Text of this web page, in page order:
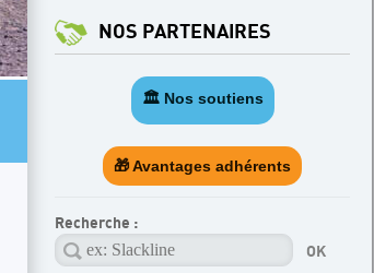
NOS PARTENAIRES
🏛️ Nos soutiens
🎁 Avantages adhérents
Recherche :